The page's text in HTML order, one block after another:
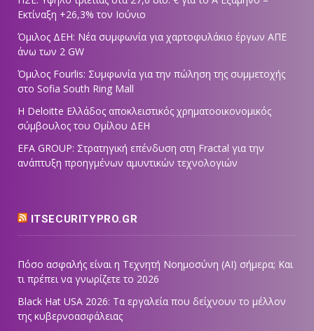
Εκτίναξη +26,3% τον Ιούνιο
Όμιλος ΔΕΗ: Νέα συμφωνία για χαρτοφυλάκιο έργων ΑΠΕ
άνω των 2 GW
Όμιλος Fourlis: Συμφωνία για την πώληση της συμμετοχής
στο Sofia South Ring Mall
Η Deloitte Ελλάδος αποκλειστικός χρηματοοικονομικός
σύμβουλος του Ομίλου ΔΕΗ
EFA GROUP: Στρατηγική επένδυση στη Fractal για την
ανάπτυξη προηγμένων αμυντικών τεχνολογιών
ITSECURITYPRO.GR
Πόσο ασφαλής είναι η Τεχνητή Νοημοσύνη (AI) σήμερα; Και
τι πρέπει να γνωρίζετε το 2026
Black Hat USA 2026: Τα εργαλεία που δείχνουν το μέλλον
της κυβερνοασφάλειας